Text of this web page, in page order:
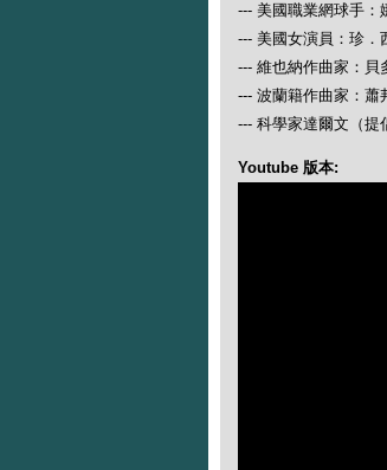
--- 美國職業網球手：
--- 美國女演員：珍．
--- 維也納作曲家：貝
--- 波蘭籍作曲家：蕭
--- 科學家達爾文（提
Youtube 版本: